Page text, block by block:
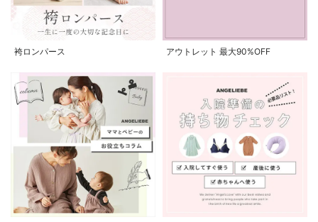
袴ロンパース アウトレット 最大90%OFF